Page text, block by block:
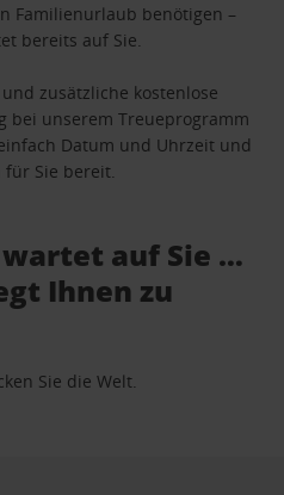
Familienurlaub benötigen –
bereits auf Sie.
zusätzliche kostenlose
bei unserem Treueprogramm
einfach Datum und Uhrzeit und
Sie bereit.
auf Sie …
Ihnen zu
Sie die Welt.